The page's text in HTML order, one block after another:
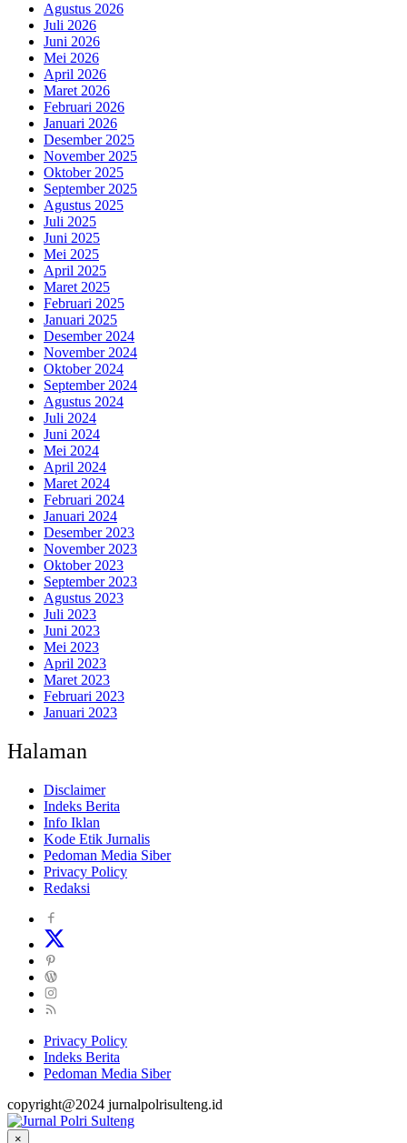
Agustus 2026
Juli 2026
Juni 2026
Mei 2026
April 2026
Maret 2026
Februari 2026
Januari 2026
Desember 2025
November 2025
Oktober 2025
September 2025
Agustus 2025
Juli 2025
Juni 2025
Mei 2025
April 2025
Maret 2025
Februari 2025
Januari 2025
Desember 2024
November 2024
Oktober 2024
September 2024
Agustus 2024
Juli 2024
Juni 2024
Mei 2024
April 2024
Maret 2024
Februari 2024
Januari 2024
Desember 2023
November 2023
Oktober 2023
September 2023
Agustus 2023
Juli 2023
Juni 2023
Mei 2023
April 2023
Maret 2023
Februari 2023
Januari 2023
Halaman
Disclaimer
Indeks Berita
Info Iklan
Kode Etik Jurnalis
Pedoman Media Siber
Privacy Policy
Redaksi
Privacy Policy
Indeks Berita
Pedoman Media Siber
copyright@2024 jurnalpolrisulteng.id
×